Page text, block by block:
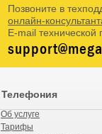
Позвоните в
онлайн-
E-mail технической
Телефония
Об услуге
Тарифы